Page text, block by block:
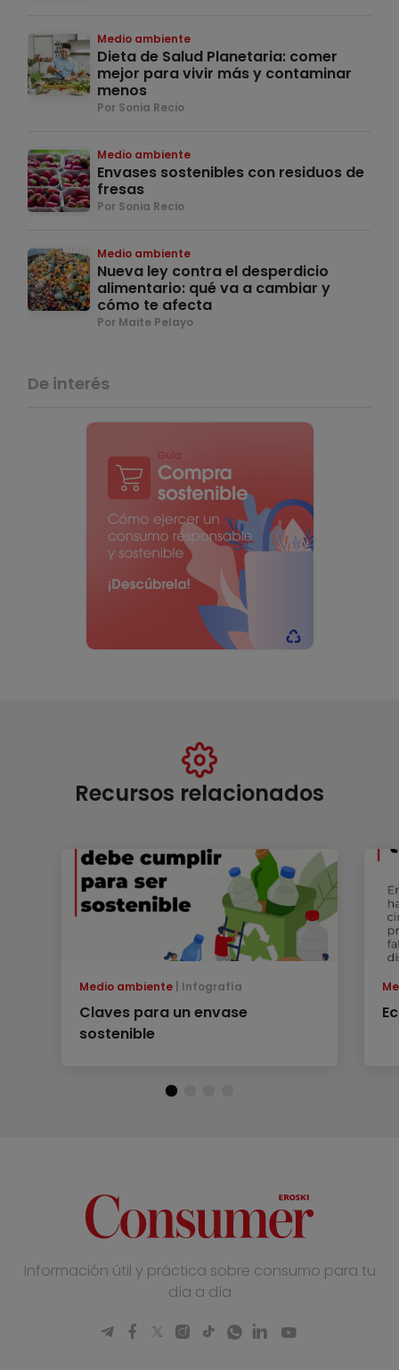
Medio ambiente
Dieta de Salud Planetaria: comer
mejor para vivir más y contaminar
menos
Por Sonia Recio
Medio ambiente
Envases sostenibles con residuos de
fresas
Por Sonia Recio
Medio ambiente
Nueva ley contra el desperdicio
alimentario: qué va a cambiar y
cómo te afecta
Por Maite Pelayo
De interés
Recursos relacionados
Medio ambiente Infografía
Claves para un envase
sostenible
Información útil y práctica sobre consumo para tu
día a día